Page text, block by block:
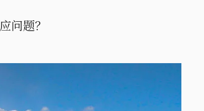
问题？